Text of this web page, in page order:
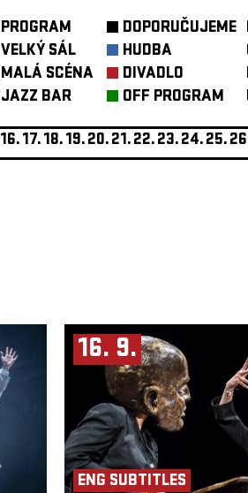
PROGRAM
VELKÝ SÁL
MALÁ SCÉNA
JAZZ BAR
DOPORUČUJEME
HUDBA
DIVADLO
OFF PROGRAM
16.17.18.19.20.21.22.23.24.25.
16. 9.
ENG SUBTITLES